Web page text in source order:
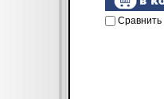
Сравнить